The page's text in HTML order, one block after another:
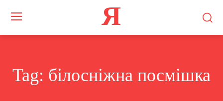
Я
Tag: білосніжна посмішка